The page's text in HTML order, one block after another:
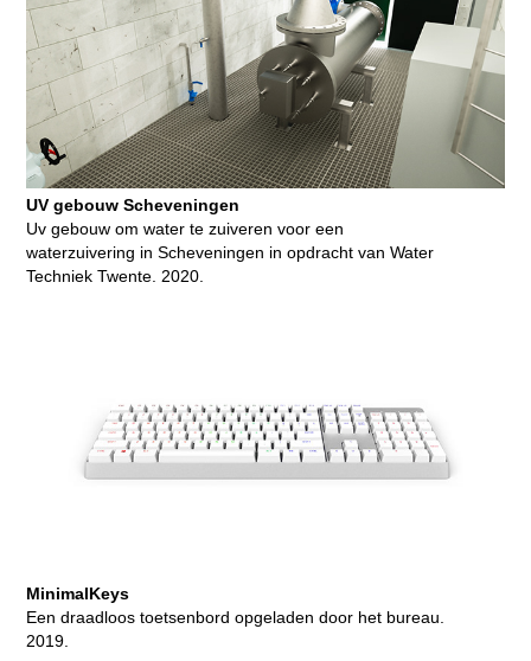
UV gebouw Scheveningen
Uv gebouw om water te zuiveren voor een
waterzuivering in Scheveningen in opdracht van Water
Techniek Twente. 2020.
MinimalKeys
Een draadloos toetsenbord opgeladen door het bureau.
2019.